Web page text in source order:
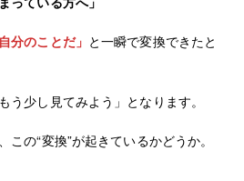
分のことだ」 と一瞬で変換できたと
う少し見てみよう」となります。
の“変換”が起きているかどうか。